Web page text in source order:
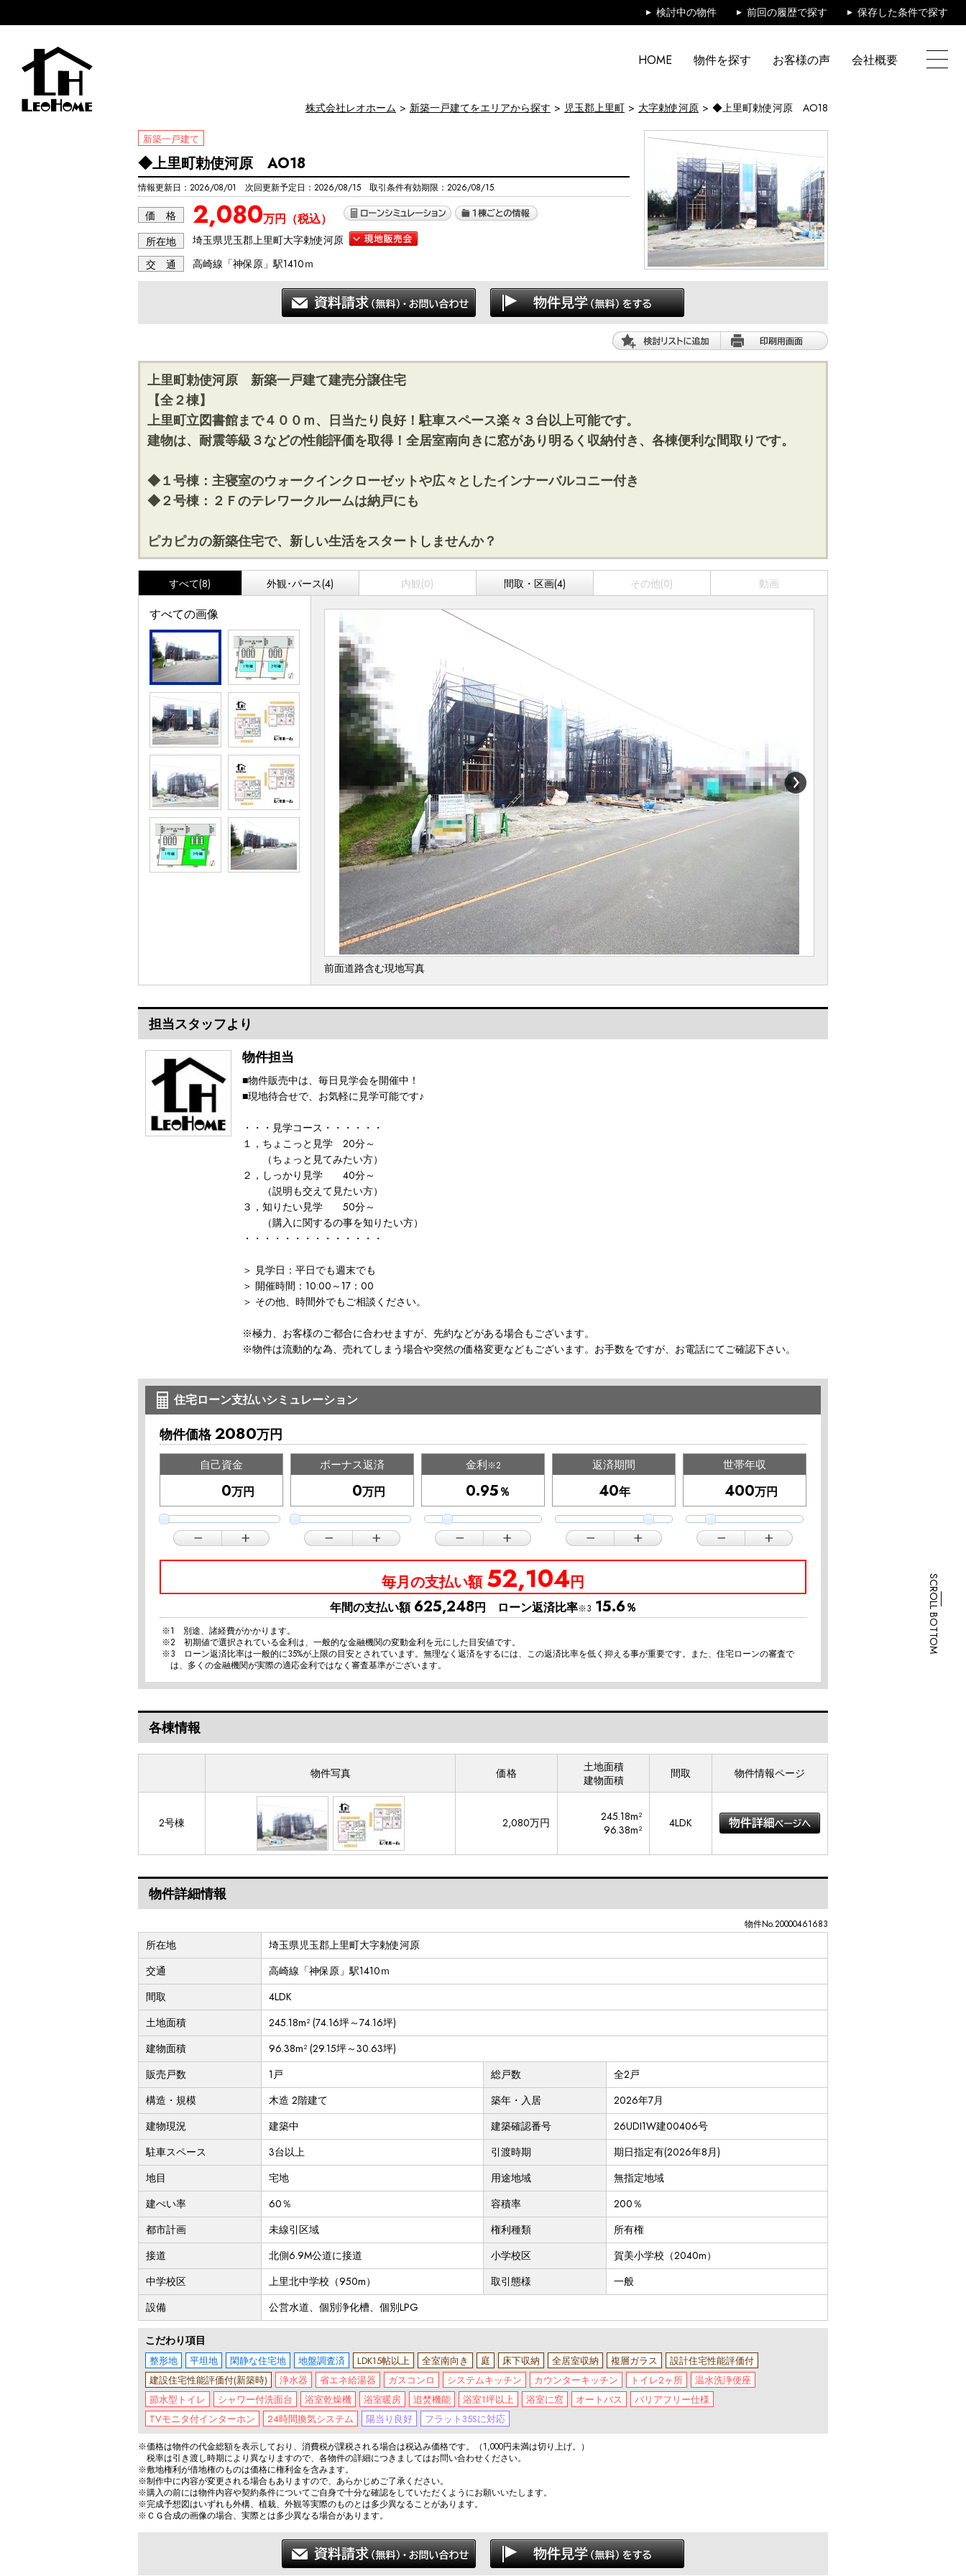
検討中の物件 前回の履歴で探す 保存した条件で探す
HOME 物件を探す お客様の声 会社概要
株式会社レオホーム 新築一戸建てをエリアから探す 児玉郡上里町 大字勅使河原 ◆上里町勅使河原 AO18
新築一戸建て
◆上里町勅使河原 AO18
情報更新日：2026/08/01 次回更新予定日：2026/08/15 取引条件有効期限：2026/08/15
価 格 2,080万円（税込）
所在地
埼玉県児玉郡上里町大字勅使河原
交 通
高崎線「神保原」駅1410ｍ
上里町勅使河原 新築一戸建て建売分譲住宅
【全２棟】
上里町立図書館まで４００ｍ、日当たり良好！駐車スペース楽々３台以上可能です。
建物は、耐震等級３などの性能評価を取得！全居室南向きに窓があり明るく収納付き、各棟便利な間取りです。
◆１号棟：主寝室のウォークインクローゼットや広々としたインナーバルコニー付き
◆２号棟：２Ｆのテレワークルームは納戸にも
ピカピカの新築住宅で、新しい生活をスタートしませんか？
すべて(8) 外観･パース(4) 内観(0) 間取・区画(4) その他(0) 動画
すべての画像
前面道路含む現地写真
担当スタッフより
物件担当
■物件販売中は、毎日見学会を開催中！
■現地待合せで、お気軽に見学可能です♪
・・・見学コース・・・・・・
１，ちょこっと見学 20分～
（ちょっと見てみたい方）
２，しっかり見学 40分～
（説明も交えて見たい方）
３，知りたい見学 50分～
（購入に関するの事を知りたい方）
・・・・・・・・・・・・・・
＞ 見学日：平日でも週末でも
＞ 開催時間：10:00～17：00
＞ その他、時間外でもご相談ください。
※極力、お客様のご都合に合わせますが、先約などがある場合もございます。
※物件は流動的な為、売れてしまう場合や突然の価格変更などもございます。お手数をですが、お電話にてご確認下さい。
住宅ローン支払いシミュレーション
物件価格2080万円
自己資金
万円
ボーナス返済
万円
金利※2
％
返済期間
年
世帯年収
万円
毎月の支払い額 52,104円
年間の支払い額 625,248円 ローン返済比率※3 15.6％
※1 別途、諸経費がかかります。
※2 初期値で選択されている金利は、一般的な金融機関の変動金利を元にした目安値です。
※3 ローン返済比率は一般的に35%が上限の目安とされています。無理なく返済をするには、この返済比率を低く抑える事が重要です。また、住宅ローンの審査で
は、多くの金融機関が実際の適応金利ではなく審査基準がございます。
各棟情報
物件写真 価格
土地面積
建物面積
間取 物件情報ページ
2号棟 2,080万円
245.18m²
96.38m²
4LDK
物件詳細情報
物件No.20000461683
所在地
埼玉県児玉郡上里町大字勅使河原
交通
高崎線「神保原」駅1410ｍ
間取
4LDK
土地面積
245.18m² (74.16坪～74.16坪)
建物面積
96.38m² (29.15坪～30.63坪)
販売戸数
1戸 総戸数
全2戸
構造・規模
木造 2階建て 築年・入居
2026年7月
建物現況
建築中 建築確認番号
26UDI1W建00406号
駐車スペース
3台以上 引渡時期
期日指定有(2026年8月)
地目
宅地 用途地域
無指定地域
建ぺい率
60％ 容積率
200％
都市計画
未線引区域 権利種類
所有権
接道
北側6.9M公道に接道 小学校区
賀美小学校（2040m）
中学校区
上里北中学校（950m） 取引態様
一般
設備
公営水道、個別浄化槽、個別LPG
こだわり項目
整形地 平坦地 閑静な住宅地 地盤調査済 LDK15帖以上 全室南向き 庭 床下収納 全居室収納 複層ガラス
設計住宅性能評価付
建設住宅性能評価付(新築時)
浄水器 省エネ給湯器 ガスコンロ システムキッチン カウンターキッチン トイレ2ヶ所
温水洗浄便座
節水型トイレ
シャワー付洗面台 浴室乾燥機 浴室暖房 追焚機能 浴室1坪以上 浴室に窓 オートバス
バリアフリー仕様
TVモニタ付インターホン
24時間換気システム 陽当り良好 フラット35Sに対応
※価格は物件の代金総額を表示しており、消費税が課税される場合は税込み価格です。（1,000円未満は切り上げ。）
税率は引き渡し時期により異なりますので、各物件の詳細につきましてはお問い合わせください。
※敷地権利が借地権のものは価格に権利金を含みます。
※制作中に内容が変更される場合もありますので、あらかじめご了承ください。
※購入の前には物件内容や契約条件についてご自身で十分な確認をしていただくようにお願いいたします。
※完成予想図はいずれも外構、植栽、外観等実際のものとは多少異なることがあります。
※ＣＧ合成の画像の場合、実際とは多少異なる場合があります。
SCROLL BOTTOM